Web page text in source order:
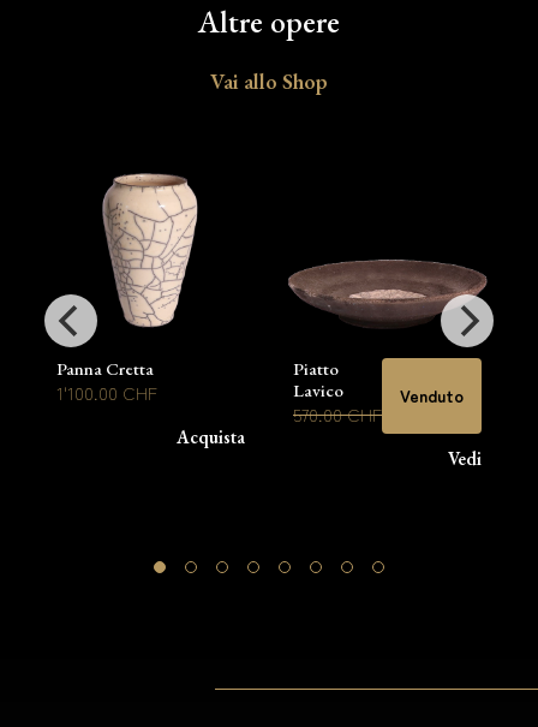
Altre opere
Vai allo Shop
Panna Cretta
1'100.00 CHF
Acquista
Piatto
Lavico
570.00 CHF
Venduto
Vedi